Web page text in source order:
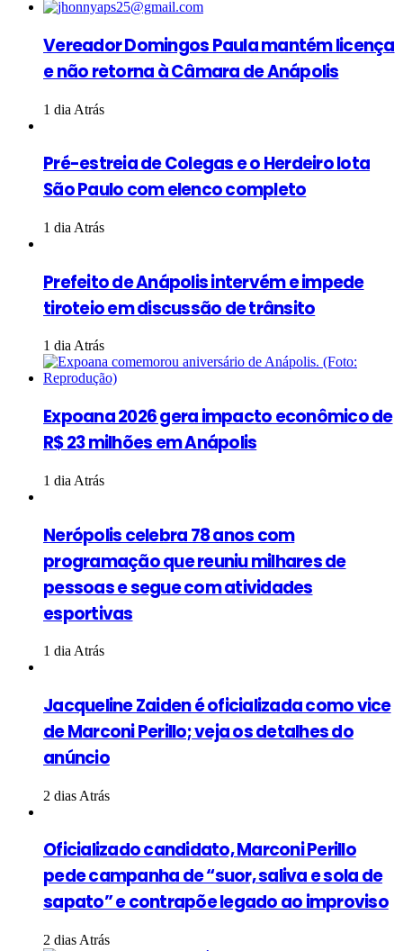
Vereador Domingos Paula mantém licença
e não retorna à Câmara de Anápolis
1 dia Atrás
Pré-estreia de Colegas e o Herdeiro lota
São Paulo com elenco completo
1 dia Atrás
Prefeito de Anápolis intervém e impede
tiroteio em discussão de trânsito
1 dia Atrás
Expoana 2026 gera impacto econômico de
R$ 23 milhões em Anápolis
1 dia Atrás
Nerópolis celebra 78 anos com
programação que reuniu milhares de
pessoas e segue com atividades
esportivas
1 dia Atrás
Jacqueline Zaiden é oficializada como vice
de Marconi Perillo; veja os detalhes do
anúncio
2 dias Atrás
Oficializado candidato, Marconi Perillo
pede campanha de “suor, saliva e sola de
sapato” e contrapõe legado ao improviso
2 dias Atrás